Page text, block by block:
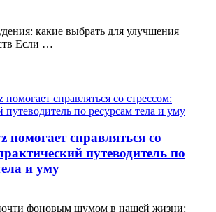
какие выбрать для улучшения
Если …
помогает справляться со
путеводитель по
и уму
фоновым шумом в нашей жизни: